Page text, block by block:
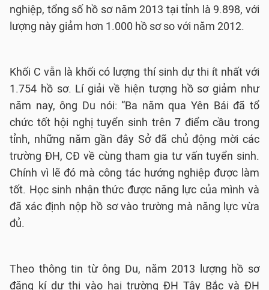
nghiệp, tổng số hồ sơ năm 2013 tại tỉnh là 9.898, với
lượng này giảm hơn 1.000 hồ sơ so với năm 2012.
Khối C vẫn là khối có lượng thí sinh dự thi ít nhất với
1.754 hồ sơ. Lí giải về hiện tượng hồ sơ giảm như
năm nay, ông Du nói: “Ba năm qua Yên Bái đã tổ
chức tốt hội nghị tuyển sinh trên 7 điểm cầu trong
tỉnh, những năm gần đây Sở đã chủ động mời các
trường ĐH, CĐ về cùng tham gia tư vấn tuyển sinh.
Chính vì lẽ đó mà công tác hướng nghiệp được làm
tốt. Học sinh nhận thức được năng lực của mình và
đã xác định nộp hồ sơ vào trường mà năng lực vừa
đủ.
Theo thông tin từ ông Du, năm 2013 lượng hồ sơ
đăng kí dự thi vào hai trường ĐH Tây Bắc và ĐH